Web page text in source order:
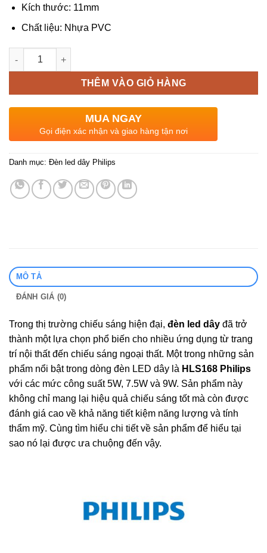
Kích thước: 11mm
Chất liệu: Nhựa PVC
Số lượng
THÊM VÀO GIỎ HÀNG
MUA NGAY
Gọi điện xác nhận và giao hàng tận nơi
Danh mục: Đèn led dây Philips
MÔ TẢ
ĐÁNH GIÁ (0)
Trong thị trường chiếu sáng hiện đại, đèn led dây đã trở
thành một lựa chọn phổ biến cho nhiều ứng dụng từ trang
trí nội thất đến chiếu sáng ngoại thất. Một trong những sản
phẩm nổi bật trong dòng đèn LED dây là HLS168 Philips
với các mức công suất 5W, 7.5W và 9W. Sản phẩm này
không chỉ mang lại hiệu quả chiếu sáng tốt mà còn được
đánh giá cao về khả năng tiết kiệm năng lượng và tính
thẩm mỹ. Cùng tìm hiểu chi tiết về sản phẩm để hiểu tại
sao nó lại được ưa chuộng đến vậy.